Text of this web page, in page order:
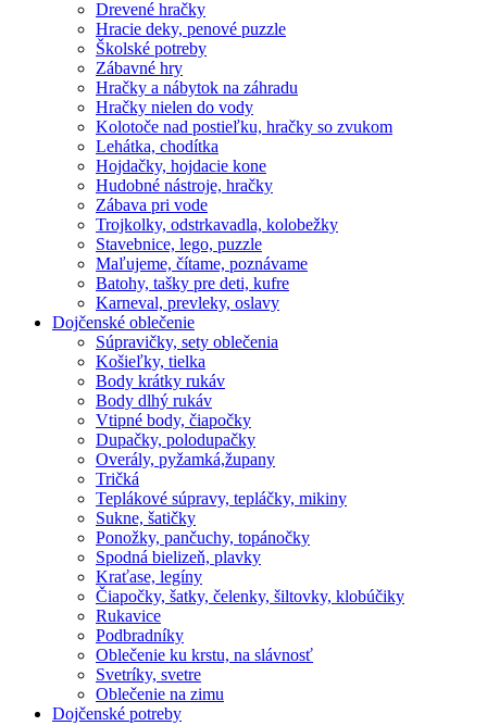
Drevené hračky
Hracie deky, penové puzzle
Školské potreby
Zábavné hry
Hračky a nábytok na záhradu
Hračky nielen do vody
Kolotoče nad postieľku, hračky so zvukom
Lehátka, chodítka
Hojdačky, hojdacie kone
Hudobné nástroje, hračky
Zábava pri vode
Trojkolky, odstrkavadla, kolobežky
Stavebnice, lego, puzzle
Maľujeme, čítame, poznávame
Batohy, tašky pre deti, kufre
Karneval, prevleky, oslavy
Dojčenské oblečenie
Súpravičky, sety oblečenia
Košieľky, tielka
Body krátky rukáv
Body dlhý rukáv
Vtipné body, čiapočky
Dupačky, polodupačky
Overály, pyžamká,župany
Tričká
Teplákové súpravy, tepláčky, mikiny
Sukne, šatičky
Ponožky, pančuchy, topánočky
Spodná bielizeň, plavky
Kraťase, legíny
Čiapočky, šatky, čelenky, šiltovky, klobúčiky
Rukavice
Podbradníky
Oblečenie ku krstu, na slávnosť
Svetríky, svetre
Oblečenie na zimu
Dojčenské potreby